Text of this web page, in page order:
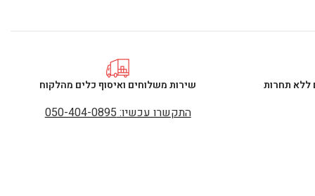
שירות משלוחים ואיסוף כלים מהלקוח
התקשרו עכשיו: 050-404-0895
ללא תחרות